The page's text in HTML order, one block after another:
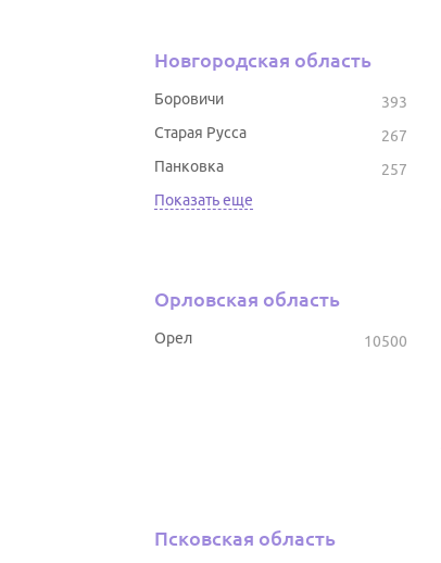
Новгородская область
393
Боровичи
267
Старая Русса
257
Панковка
Показать еще
Орловская область
10500
Орел
Псковская область